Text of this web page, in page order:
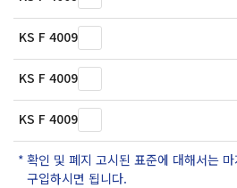
KS F 4009
KS F 4009
KS F 4009
확인 및 폐지 고시된 표준에 대해서는
구입하시면 됩니다.